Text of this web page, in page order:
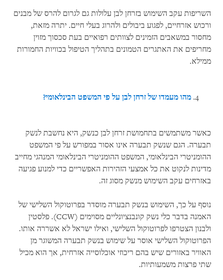
השריפות עקב השימוש בזרחן לבן עלולות גם לגרום להרס של מבנים
ורכוש אזרחיים, לפגוע ביבולים ולהרוג בעלי חיים. יתרה מזאת,
מחסור במשאבים הזמינים לצוותים רפואיים בעת סכסוך מזוין
מחריפים את האתגרים הטמונים בתהליך הטיפול בכוויות החמורות
ממילא.
מהו מעמדו של זרחן לבן על פי המשפט הבינלאומי?
כאשר משתמשים בתחמושת זרחן לבן כנשק, היא נחשבת לנשק
תבערה. הגם שנשק תבערה אינו אסור במפורש על פי המשפט
ההומניטרי הבינלאומי, המשפט ההומניטרי הבינלאומי המנהגי מחייב
מדינות לנקוט את כל אמצעי הזהירות האפשריים כדי למנוע פגיעה
באזרחים עקב השימוש מנשק מסוג זה.
נוסף על כך, השימוש בנשק תבערה מוסדר בפרוטוקול השלישי של
האמנה בדבר כלי נשק קונבנציונליים מסוימים (CCW). פלסטין
ולבנון הצטרפו לפרוטוקול השלישי, ואילו ישראל לא אשררה אותו.
הפרוטוקול השלישי אוסר על שימוש בנשק תבערה המשוגר מן
האוויר באזורים שיש בהם ריכוזי אוכלוסייה אזרחית, אך הוא מכיל
שתי פרצות משמעותיות.